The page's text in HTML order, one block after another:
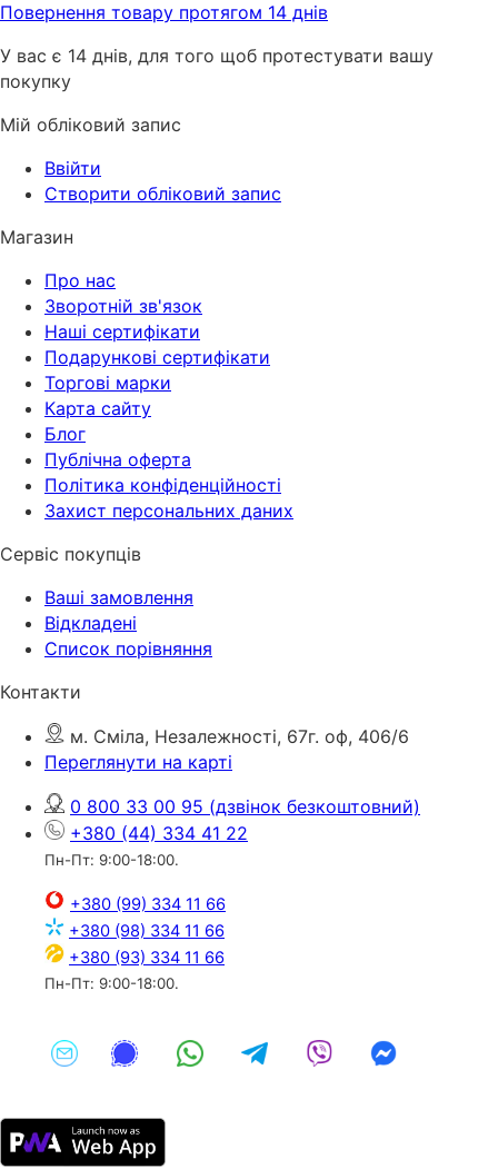
Повернення товару протягом 14 днів
У вас є 14 днів, для того щоб протестувати вашу
покупку
Мій обліковий запис
Ввійти
Створити обліковий запис
Магазин
Про нас
Зворотній зв'язок
Наші сертифікати
Подарункові сертифікати
Торгові марки
Карта сайту
Блог
Публічна оферта
Політика конфіденційності
Захист персональних даних
Сервіс покупців
Ваші замовлення
Відкладені
Список порівняння
Контакти
м. Сміла, Незалежності, 67г. оф, 406/6
Переглянути на карті
0 800 33 00 95 (дзвінок безкоштовний)
+380 (44) 334 41 22
Пн-Пт: 9:00-18:00.
+380 (99) 334 11 66
+380 (98) 334 11 66
+380 (93) 334 11 66
Пн-Пт: 9:00-18:00.